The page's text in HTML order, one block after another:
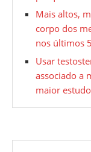
Mais altos,
corpo dos
nos últimos
Usar
associado a
maior